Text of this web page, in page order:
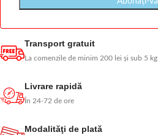
Transport gratuit
La comenzile de minim 200 lei și sub 5 kg
Livrare rapidă
În 24-72 de ore
Modalităţi de plată